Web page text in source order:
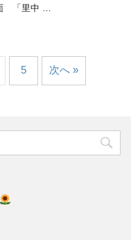
「里中 …
5 次へ »